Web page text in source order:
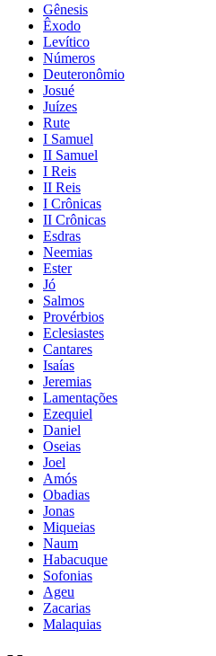
Gênesis
Êxodo
Levítico
Números
Deuteronômio
Josué
Juízes
Rute
I Samuel
II Samuel
I Reis
II Reis
I Crônicas
II Crônicas
Esdras
Neemias
Ester
Jó
Salmos
Provérbios
Eclesiastes
Cantares
Isaías
Jeremias
Lamentações
Ezequiel
Daniel
Oseias
Joel
Amós
Obadias
Jonas
Miqueias
Naum
Habacuque
Sofonias
Ageu
Zacarias
Malaquias